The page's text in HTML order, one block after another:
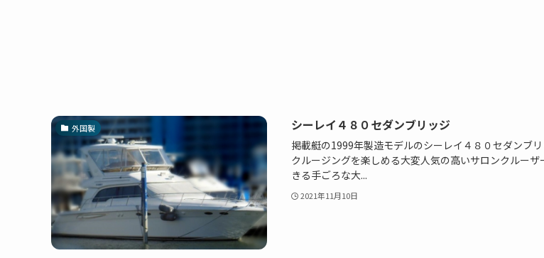
外国製 シーレイ４８０セダンブリッジ
掲載艇の1999年製造モデルのシーレイ４８０セダンブ
クルージングを楽しめる大変人気の高いサロンクルーザ
きる手ごろな大...
2021年11月10日